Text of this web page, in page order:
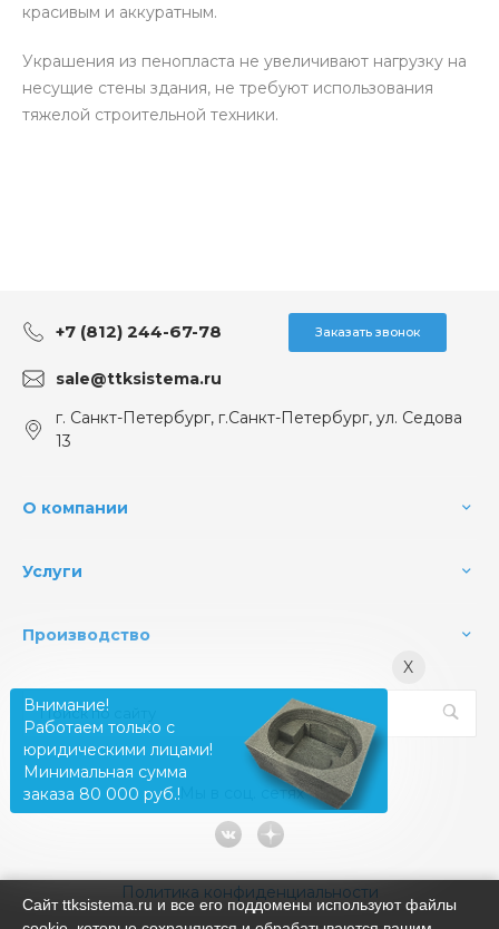
красивым и аккуратным.
Украшения из пенопласта не увеличивают нагрузку на
несущие стены здания, не требуют использования
тяжелой строительной техники.
+7 (812) 244-67-78 Заказать звонок
sale@ttksistema.ru
г. Санкт-Петербург, г.Санкт-Петербург, ул. Седова
13
О компании
Услуги
Производство
Мы в соц. сетях
Политика конфиденциальности
X
Внимание!
Работаем только с
юридическими лицами!
Минимальная сумма
заказа 80 000 руб.!
Сайт ttksistema.ru и все его поддомены используют файлы